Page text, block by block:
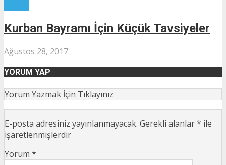
Kurban Bayramı İçin Küçük Tavsiyeler
Ağustos 28, 2017
YORUM YAP
Yorum Yazmak İçin Tıklayınız
E-posta adresiniz yayınlanmayacak. Gerekli alanlar* ile
işaretlenmişlerdir
Yorum *